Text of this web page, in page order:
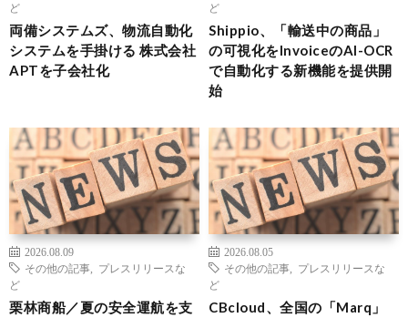
ど
両備システムズ、物流自動化
システムを手掛ける 株式会社
APTを子会社化
ど
Shippio、「輸送中の商品」
の可視化をInvoiceのAI-OCR
で自動化する新機能を提供開
始
2026.08.09
その他の記事
プレスリリースな
ど
栗林商船／夏の安全運航を支
2026.08.05
その他の記事
プレスリリースな
ど
CBcloud、全国の「Marq」